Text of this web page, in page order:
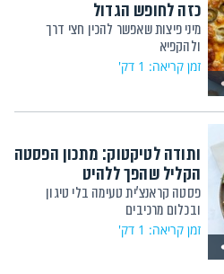
כזה לחופש הגדול
מיני פיצות שאפשר להכין חצי דרך
ולהקפיא
זמן קריאה: 1 דק'
ותודה לטיקטוק: מתכון הפסטה
הקליל שהפך ללהיט
פסטה קראנצ'ית טעימה בלי טיגון
ובכלום מרכיבים
זמן קריאה: 1 דק'